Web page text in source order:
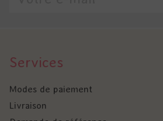
Services
Modes de paiement
Livraison